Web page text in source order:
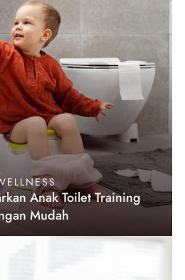
Anak Toilet Training
Mudah